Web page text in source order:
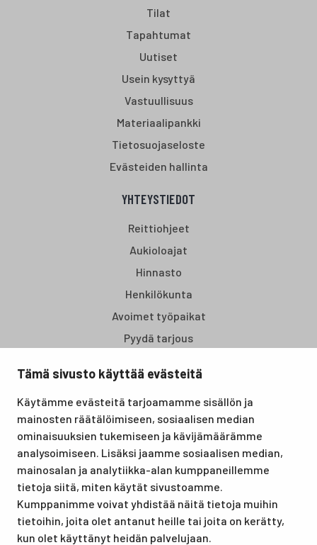
Tämä sivusto käyttää evästeitä
Käytämme evästeitä tarjoamamme sisällön ja
mainosten räätälöimiseen, sosiaalisen median
ominaisuuksien tukemiseen ja kävijämäärämme
analysoimiseen. Lisäksi jaamme sosiaalisen median,
mainosalan ja analytiikka-alan kumppaneillemme
tietoja siitä, miten käytät sivustoamme.
Kumppanimme voivat yhdistää näitä tietoja muihin
tietoihin, joita olet antanut heille tai joita on kerätty,
kun olet käyttänyt heidän palvelujaan.
Tilat
Tapahtumat
Uutiset
Usein kysyttyä
Vastuullisuus
Materiaalipankki
Tietosuojaseloste
Evästeiden hallinta
YHTEYSTIEDOT
Reittiohjeet
Aukioloajat
Hinnasto
Henkilökunta
Avoimet työpaikat
Pyydä tarjous
koulutus- ja vapaa-ajan keskus, joka tarjoaa puitteet niin
lomille, harrastuksille kuin kansainvälisen tason
urheilutapahtumillekin. Santasport on myös virallinen
olympiavalmennuskeskus lumi- ja jääurheilulajeissa sekä
taitovalmennuksessa.